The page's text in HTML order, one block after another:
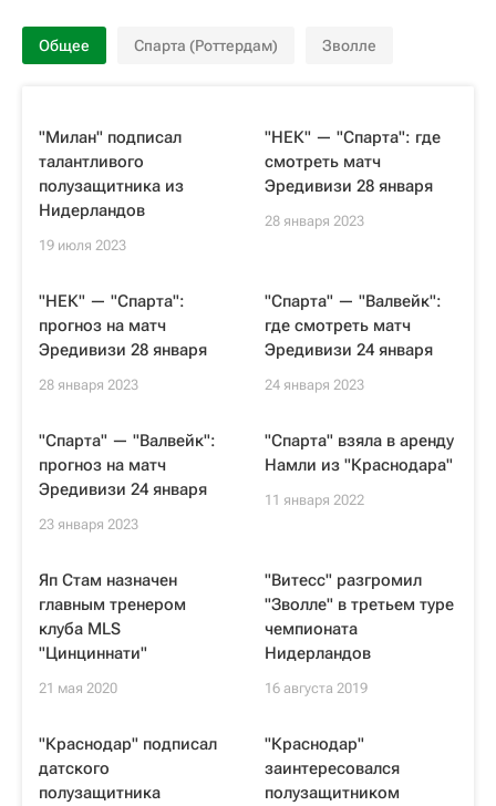
Общее Спарта (Роттердам) Зволле
"Милан" подписал
талантливого
полузащитника из
Нидерландов
19 июля 2023
"НЕК" — "Спарта": где
смотреть матч
Эредивизи 28 января
28 января 2023
"НЕК" — "Спарта":
прогноз на матч
Эредивизи 28 января
28 января 2023
"Спарта" — "Валвейк":
где смотреть матч
Эредивизи 24 января
24 января 2023
"Спарта" — "Валвейк":
прогноз на матч
Эредивизи 24 января
23 января 2023
"Спарта" взяла в аренду
Намли из "Краснодара"
11 января 2022
Яп Стам назначен
главным тренером
клуба MLS
"Цинциннати"
21 мая 2020
"Витесс" разгромил
"Зволле" в третьем туре
чемпионата
Нидерландов
16 августа 2019
"Краснодар" подписал
датского
полузащитника
"Краснодар"
заинтересовался
полузащитником